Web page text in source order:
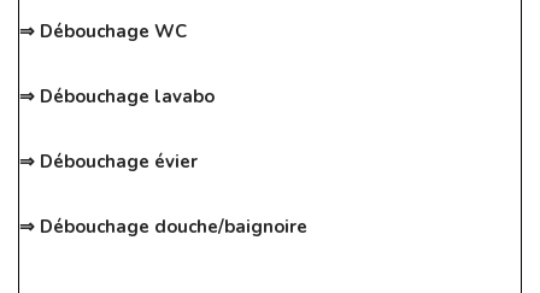
⇒ Débouchage WC
⇒ Débouchage lavabo
⇒ Débouchage évier
⇒ Débouchage douche/baignoire